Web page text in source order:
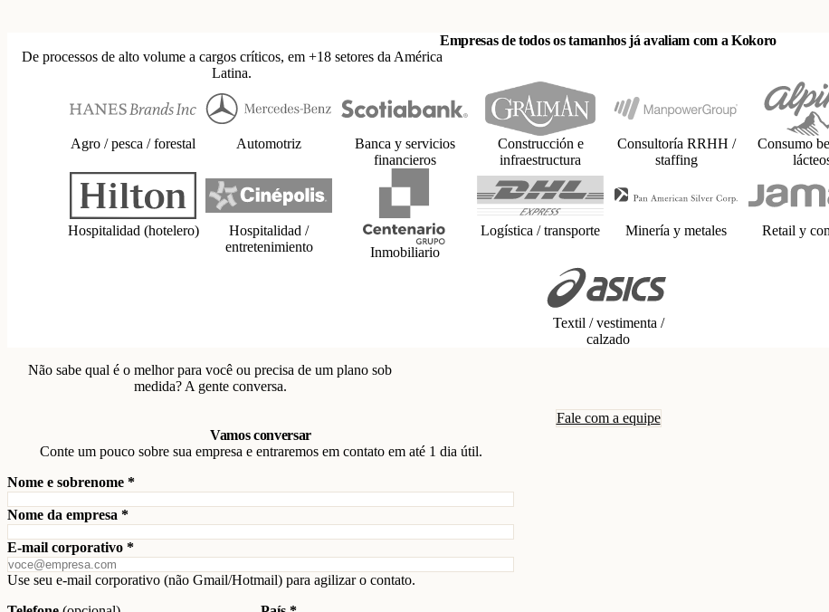
Empresas de todos os tamanhos já avaliam com a Kokoro
De processos de alto volume a cargos críticos, em +18 setores da América
Latina.
Agro / pesca / forestal Automotriz
Banca y servicios
financieros
Construcción e
infraestructura
Consultoría RRHH /
staffing
Consumo
Hospitalidad (hotelero)
Hospitalidad /
entretenimiento
Inmobiliario
Logística / transporte Minería y metales Retail y
Textil / vestimenta /
calzado
Não sabe qual é o melhor para você ou precisa de um plano sob
medida? A gente conversa.
Fale com a equipe
Vamos conversar
Conte um pouco sobre sua empresa e entraremos em contato em até 1 dia útil.
Nome e sobrenome *
Nome da empresa *
E-mail corporativo *
Use seu e-mail corporativo (não Gmail/Hotmail) para agilizar o contato.